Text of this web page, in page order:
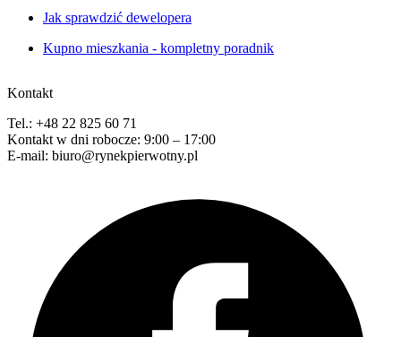
Jak sprawdzić dewelopera
Kupno mieszkania - kompletny poradnik
Kontakt
Tel.: +48 22 825 60 71
Kontakt w dni robocze: 9:00 – 17:00
E-mail: biuro@rynekpierwotny.pl